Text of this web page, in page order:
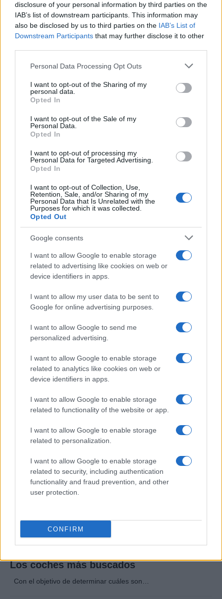
disclosure of your personal information by third parties on the
IAB’s list of downstream participants. This information may
also be disclosed by us to third parties on the IAB’s List of
Downstream Participants that may further disclose it to other
Please note that this website/app uses one or more Google
not limited to your visit or usage behaviour. You may click to
grant or deny consent to Google and its third-party tags to
use your data for below specified purposes in below Google
consent section.
Personal Data Processing Opt Outs
I want to opt-out of the Sharing of my
personal data.
Opted In
I want to opt-out of the Sale of my
Personal Data.
Opted In
I want to opt-out of processing my
Personal Data for Targeted Advertising.
Opted In
I want to opt-out of Collection, Use,
Retention, Sale, and/or Sharing of my
Personal Data that Is Unrelated with the
Purposes for which it was collected.
Opted Out
Google consents
I want to allow Google to enable storage
related to advertising like cookies on web or
device identifiers in apps.
I want to allow my user data to be sent to
Google for online advertising purposes.
I want to allow Google to send me
personalized advertising.
I want to allow Google to enable storage
related to analytics like cookies on web or
device identifiers in apps.
I want to allow Google to enable storage
related to functionality of the website or app.
I want to allow Google to enable storage
related to personalization.
I want to allow Google to enable storage
related to security, including authentication
functionality and fraud prevention, and other
user protection.
CONFIRM
Las 100 mujeres que están transformando
la industria automotriz en 2025
Un vistazo a las mujeres que marcan la…
AUTOMOVIL
Compra tu coche de segunda mano en
Heycar
AUTOMOVIL
Guía completa para la inspección técnica
de vehículos clásicos y veteranos
Conoce todo lo necesario sobre la ITV en…
AUTOMOVIL
Los coches más buscados
Con el objetivo de determinar cuáles son…